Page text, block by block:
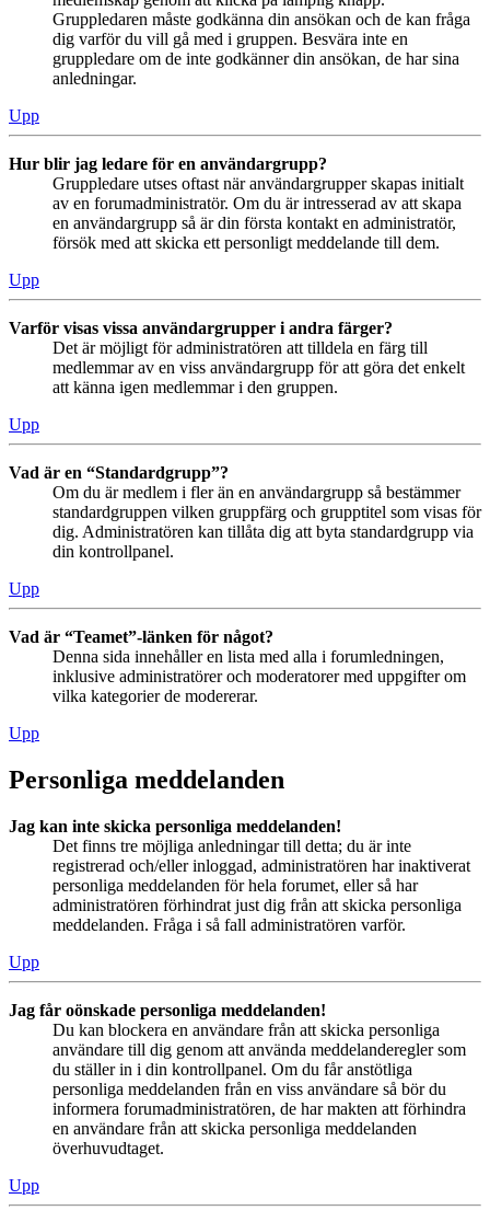
Gruppledaren måste godkänna din ansökan och de kan fråga
dig varför du vill gå med i gruppen. Besvära inte en
gruppledare om de inte godkänner din ansökan, de har sina
anledningar.
Upp
Hur blir jag ledare för en användargrupp?
Gruppledare utses oftast när användargrupper skapas initialt
av en forumadministratör. Om du är intresserad av att skapa
en användargrupp så är din första kontakt en administratör,
försök med att skicka ett personligt meddelande till dem.
Upp
Varför visas vissa användargrupper i andra färger?
Det är möjligt för administratören att tilldela en färg till
medlemmar av en viss användargrupp för att göra det enkelt
att känna igen medlemmar i den gruppen.
Upp
Vad är en “Standardgrupp”?
Om du är medlem i fler än en användargrupp så bestämmer
standardgruppen vilken gruppfärg och grupptitel som visas för
dig. Administratören kan tillåta dig att byta standardgrupp via
din kontrollpanel.
Upp
Vad är “Teamet”-länken för något?
Denna sida innehåller en lista med alla i forumledningen,
inklusive administratörer och moderatorer med uppgifter om
vilka kategorier de modererar.
Upp
Personliga meddelanden
Jag kan inte skicka personliga meddelanden!
Det finns tre möjliga anledningar till detta; du är inte
registrerad och/eller inloggad, administratören har inaktiverat
personliga meddelanden för hela forumet, eller så har
administratören förhindrat just dig från att skicka personliga
meddelanden. Fråga i så fall administratören varför.
Upp
Jag får oönskade personliga meddelanden!
Du kan blockera en användare från att skicka personliga
användare till dig genom att använda meddelanderegler som
du ställer in i din kontrollpanel. Om du får anstötliga
personliga meddelanden från en viss användare så bör du
informera forumadministratören, de har makten att förhindra
en användare från att skicka personliga meddelanden
överhuvudtaget.
Upp